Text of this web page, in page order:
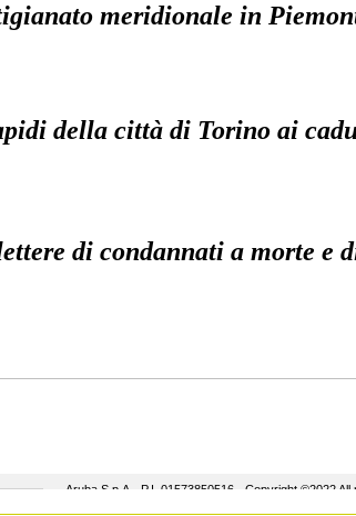
meridionale in
della città di Torino ai
di condannati a morte e